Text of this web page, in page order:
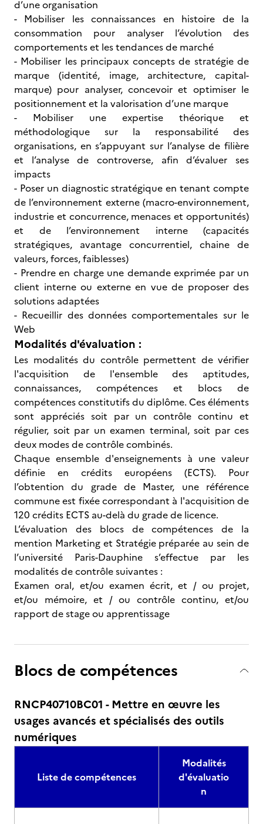
d’une organisation
- Mobiliser les connaissances en histoire de la
consommation pour analyser l’évolution des
comportements et les tendances de marché
- Mobiliser les principaux concepts de stratégie de
marque (identité, image, architecture, capital-
marque) pour analyser, concevoir et optimiser le
positionnement et la valorisation d’une marque
- Mobiliser une expertise théorique et
méthodologique sur la responsabilité des
organisations, en s’appuyant sur l’analyse de filière
et l’analyse de controverse, afin d’évaluer ses
impacts
- Poser un diagnostic stratégique en tenant compte
de l’environnement externe (macro-environnement,
industrie et concurrence, menaces et opportunités)
et de l’environnement interne (capacités
stratégiques, avantage concurrentiel, chaine de
valeurs, forces, faiblesses)
- Prendre en charge une demande exprimée par un
client interne ou externe en vue de proposer des
solutions adaptées
- Recueillir des données comportementales sur le
Web
Modalités d'évaluation :
Les modalités du contrôle permettent de vérifier
l'acquisition de l'ensemble des aptitudes,
connaissances, compétences et blocs de
compétences constitutifs du diplôme. Ces éléments
sont appréciés soit par un contrôle continu et
régulier, soit par un examen terminal, soit par ces
deux modes de contrôle combinés.
Chaque ensemble d'enseignements à une valeur
définie en crédits européens (ECTS). Pour
l’obtention du grade de Master, une référence
commune est fixée correspondant à l'acquisition de
120 crédits ECTS au-delà du grade de licence.
L’évaluation des blocs de compétences de la
mention Marketing et Stratégie préparée au sein de
l’université Paris-Dauphine s’effectue par les
modalités de contrôle suivantes :
Examen oral, et/ou examen écrit, et / ou projet,
et/ou mémoire, et / ou contrôle continu, et/ou
rapport de stage ou apprentissage
Blocs de compétences
RNCP40710BC01 - Mettre en œuvre les
usages avancés et spécialisés des outils
numériques
Liste de compétences
Modalités
d'évaluatio
n